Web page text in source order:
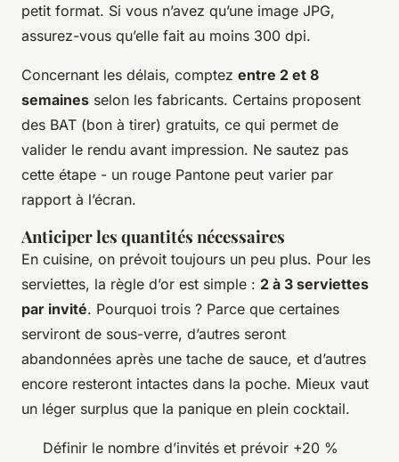
petit format. Si vous n’avez qu’une image JPG,
assurez-vous qu’elle fait au moins 300 dpi.
Concernant les délais, comptez entre 2 et 8
semaines selon les fabricants. Certains proposent
des BAT (bon à tirer) gratuits, ce qui permet de
valider le rendu avant impression. Ne sautez pas
cette étape - un rouge Pantone peut varier par
rapport à l’écran.
Anticiper les quantités nécessaires
En cuisine, on prévoit toujours un peu plus. Pour les
serviettes, la règle d’or est simple : 2 à 3 serviettes
par invité. Pourquoi trois ? Parce que certaines
serviront de sous-verre, d’autres seront
abandonnées après une tache de sauce, et d’autres
encore resteront intactes dans la poche. Mieux vaut
un léger surplus que la panique en plein cocktail.
Définir le nombre d’invités et prévoir +20 %